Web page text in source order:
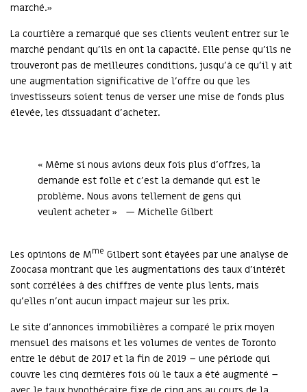
marché.»
La courtière a remarqué que ses clients veulent entrer sur le
marché pendant qu'ils en ont la capacité. Elle pense qu'ils ne
trouveront pas de meilleures conditions, jusqu'à ce qu'il y ait
une augmentation significative de l'offre ou que les
investisseurs soient tenus de verser une mise de fonds plus
élevée, les dissuadant d'acheter.
« Même si nous avions deux fois plus d'offres, la
demande est folle et c'est la demande qui est le
problème. Nous avons tellement de gens qui
veulent acheter » — Michelle Gilbert
Les opinions de Mme Gilbert sont étayées par une analyse de
Zoocasa montrant que les augmentations des taux d'intérêt
sont corrélées à des chiffres de vente plus lents, mais
qu'elles n'ont aucun impact majeur sur les prix.
Le site d'annonces immobilières a comparé le prix moyen
mensuel des maisons et les volumes de ventes de Toronto
entre le début de 2017 et la fin de 2019 – une période qui
couvre les cinq dernières fois où le taux a été augmenté –